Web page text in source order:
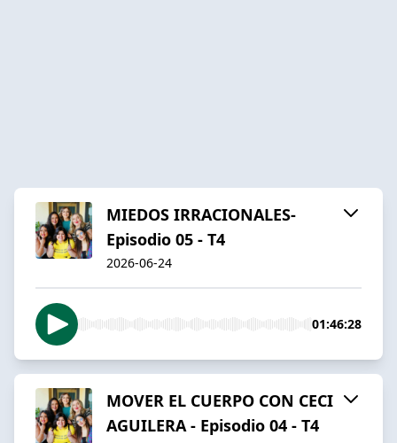
MIEDOS IRRACIONALES-
Episodio 05 - T4
2026-06-24
01:46:28
MOVER EL CUERPO CON CECI
AGUILERA - Episodio 04 - T4